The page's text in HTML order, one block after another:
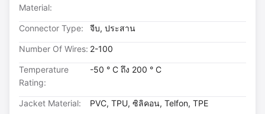
Material:
Connector Type: จีบ, ประสาน
Number Of Wires: 2-100
Temperature
Rating:
-50 ° C ถึง 200 ° C
Jacket Material: PVC, TPU, ซิลิคอน, Telfon, TPE